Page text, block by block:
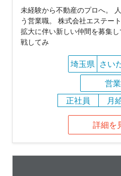
未経験から不動産のプロへ。
う営業職。 株式会社エステー
拡大に伴い新しい仲間を募集
戦してみ
埼玉県 さい
営業
正社員
月
詳細を